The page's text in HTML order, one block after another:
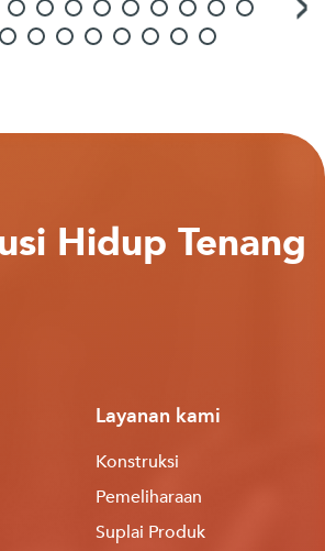
Hidup Tenang
Layanan kami
Konstruksi
Pemeliharaan
Suplai Produk